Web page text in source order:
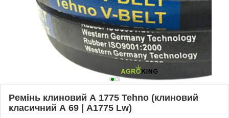
Ремінь клиновий А 1775 Tehno (клиновий
класичний А 69 | А1775 Lw)